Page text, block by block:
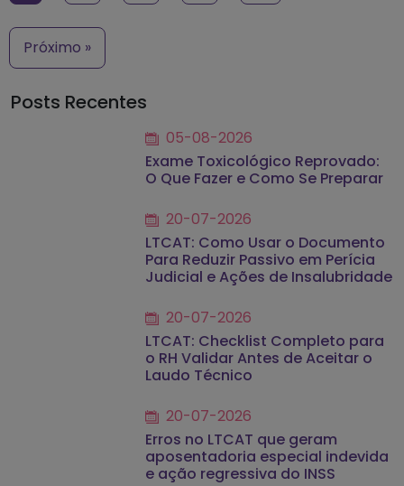
Próximo »
Posts Recentes
05-08-2026
Exame Toxicológico Reprovado:
O Que Fazer e Como Se Preparar
20-07-2026
LTCAT: Como Usar o Documento
Para Reduzir Passivo em Perícia
Judicial e Ações de Insalubridade
20-07-2026
LTCAT: Checklist Completo para
o RH Validar Antes de Aceitar o
Laudo Técnico
20-07-2026
Erros no LTCAT que geram
aposentadoria especial indevida
e ação regressiva do INSS